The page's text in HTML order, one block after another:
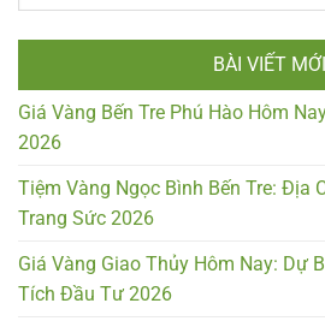
BÀI VIẾT MỚI
Giá Vàng Bến Tre Phú Hào Hôm
2026
Tiệm Vàng Ngọc Bình Bến Tre: Địa
Trang Sức 2026
Giá Vàng Giao Thủy Hôm Nay: Dự
Tích Đầu Tư 2026